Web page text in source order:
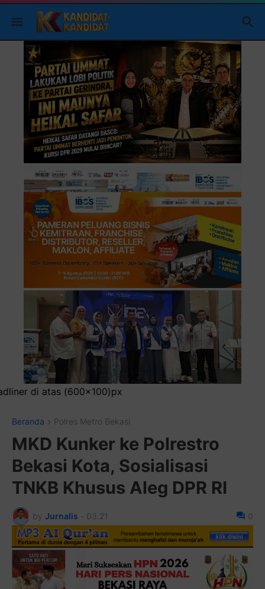
Beranda Polres Metro Bekasi
MKD Kunker ke Polrestro
Bekasi Kota, Sosialisasi
TNKB Khusus Aleg DPR RI
by Jurnalis - 03.21 0